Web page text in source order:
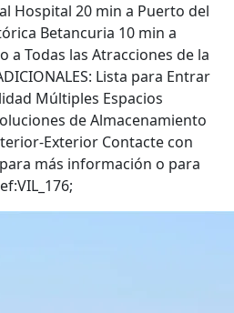
Hospital 20 min a Puerto del
Betancuria 10 min a
a Todas las Atracciones de la
Lista para Entrar
Múltiples Espacios
de Almacenamiento
Exterior Contacte con
más información o para